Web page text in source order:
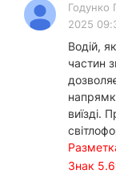
Годунко
2025
Водій,
частин
виїзді.
Знак